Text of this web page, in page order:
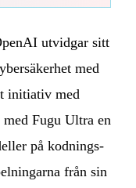
utvidgar sitt
med
initiativ med
Fugu Ultra en
på kodnings-
från sin